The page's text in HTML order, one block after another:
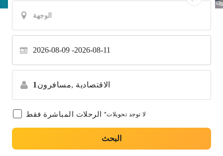
2026-08-09 2026-08-11
1 مسافرون, الاقتصادية
الرحلات المباشرة فقط *لا توجد تحويلات
البحث